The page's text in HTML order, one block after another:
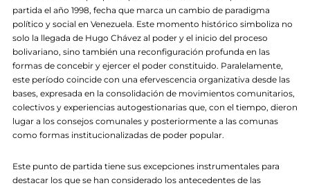
partida el año 1998, fecha que marca un cambio de paradigma
político y social en Venezuela. Este momento histórico simboliza no
solo la llegada de Hugo Chávez al poder y el inicio del proceso
bolivariano, sino también una reconfiguración profunda en las
formas de concebir y ejercer el poder constituido. Paralelamente,
este período coincide con una efervescencia organizativa desde las
bases, expresada en la consolidación de movimientos comunitarios,
colectivos y experiencias autogestionarias que, con el tiempo, dieron
lugar a los consejos comunales y posteriormente a las comunas
como formas institucionalizadas de poder popular.
Este punto de partida tiene sus excepciones instrumentales para
destacar los que se han considerado los antecedentes de las